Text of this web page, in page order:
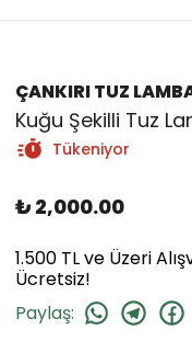
ÇANKIRI TUZ
Kuğu Şekilli Tuz
Tükeniyor
₺ 2,000.00
1.500 TL ve Üzeri
Ücretsiz!
Paylaş: